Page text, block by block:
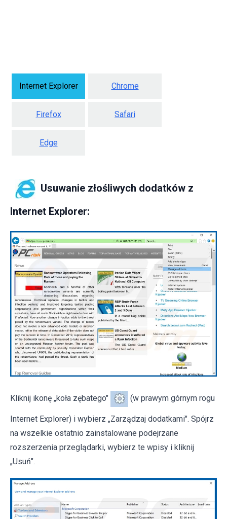
Internet Explorer Chrome
Firefox Safari
Edge
Usuwanie złośliwych dodatków z
Internet Explorer:
Kliknij ikonę „koła zębatego" (w prawym górnym rogu
Internet Explorer) i wybierz „Zarządzaj dodatkami". Spójrz
na wszelkie ostatnio zainstalowane podejrzane
rozszerzenia przeglądarki, wybierz te wpisy i kliknij
„Usuń".